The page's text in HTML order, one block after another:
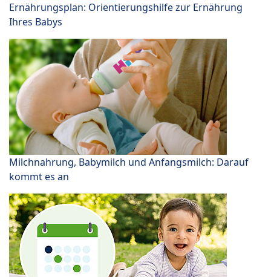
Ernährungsplan: Orientierungshilfe zur Ernährung
Ihres Babys
Milchnahrung, Babymilch und Anfangsmilch: Darauf
kommt es an